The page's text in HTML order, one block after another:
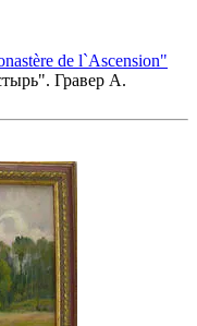
de l`Ascension"
Гравер A.